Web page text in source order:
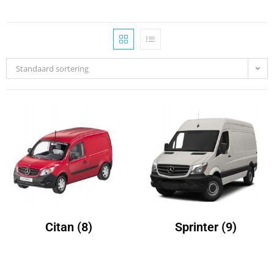
Standaard sortering
Citan (8) Sprinter (9)